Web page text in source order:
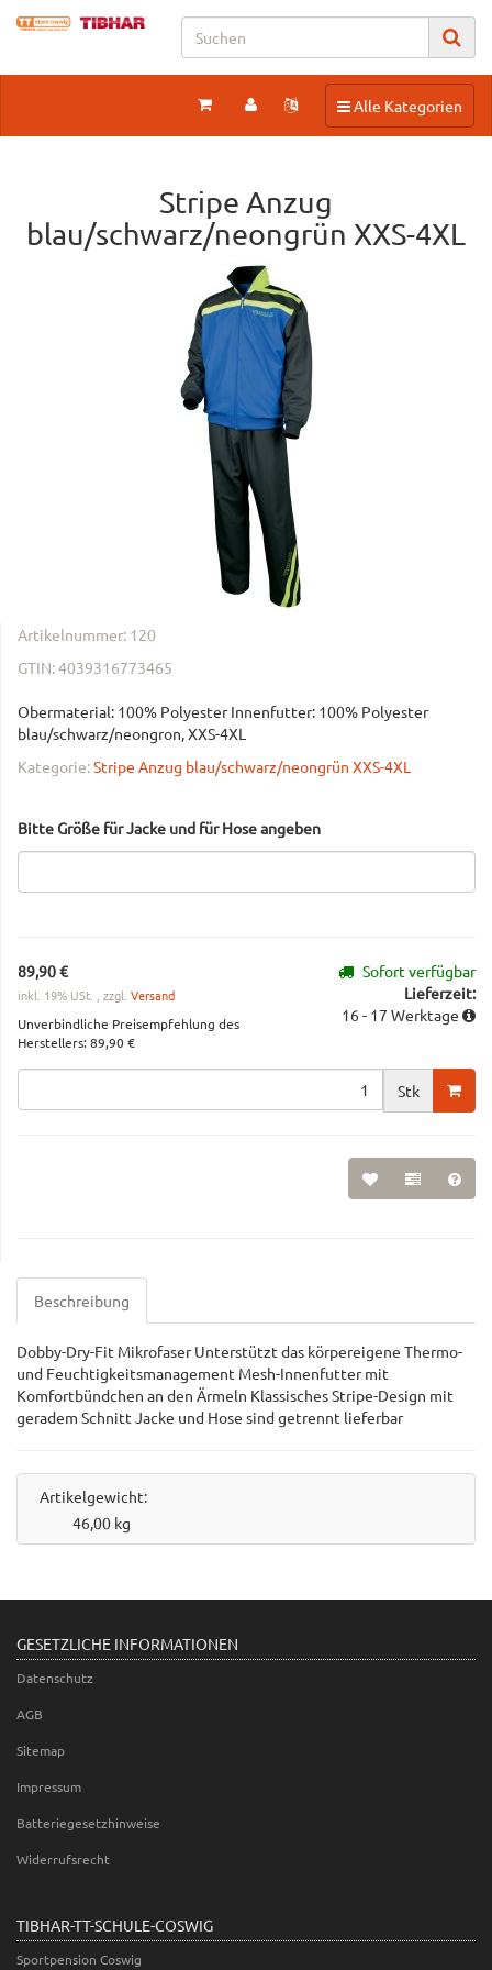
Toggle navigation
Alle Kategorien
Stripe Anzug
blau/schwarz/neongrün XXS-4XL
Artikelnummer: 120
GTIN:4039316773465
Obermaterial: 100% Polyester Innenfutter: 100% Polyester
blau/schwarz/neongron, XXS-4XL
Kategorie:Stripe Anzug blau/schwarz/neongrün XXS-4XL
Bitte Größe für Jacke und für Hose angeben
89,90 €
inkl. 19% USt. , zzgl. Versand
Unverbindliche Preisempfehlung des
Herstellers:89,90 €
Sofort verfügbar
Lieferzeit:
16 - 17 Werktage
Stk
Beschreibung
Dobby-Dry-Fit Mikrofaser Unterstützt das körpereigene Thermo-
und Feuchtigkeitsmanagement Mesh-Innenfutter mit
Komfortbündchen an den Ärmeln Klassisches Stripe-Design mit
geradem Schnitt Jacke und Hose sind getrennt lieferbar
Artikelgewicht:
46,00 kg
GESETZLICHE INFORMATIONEN
Datenschutz
AGB
Sitemap
Impressum
Batteriegesetzhinweise
Widerrufsrecht
TIBHAR-TT-SCHULE-COSWIG
Sportpension Coswig